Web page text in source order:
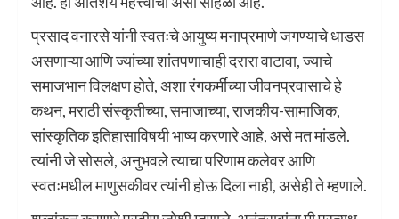
प्रसाद वनारसे यांनी स्वतःचे आयुष्य मनाप्रमाणे जगण्याचे धाडस
असणाऱ्या आणि ज्यांच्या शांतपणाचाही दरारा वाटावा, ज्याचे
समाजभान विलक्षण होते, अशा रंगकर्मींच्या जीवनप्रवासाचे हे
कथन, मराठी संस्कृतीच्या, समाजाच्या, राजकीय-सामाजिक,
सांस्कृतिक इतिहासाविषयी भाष्य करणारे आहे, असे मत मांडले.
त्यांनी जे सोसले, अनुभवले त्याचा परिणाम कलेवर आणि
स्वतःमधील माणुसकीवर त्यांनी होऊ दिला नाही, असेही ते म्हणाले.